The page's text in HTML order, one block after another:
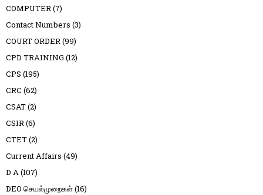
COMPUTER(7)
Contact Numbers (3)
COURT ORDER(99)
CPD TRAINING (12)
CPS (195)
CRC (62)
CSAT(2)
CSIR(6)
CTET(2)
Current Affairs (49)
D A(107)
DEO செயல்முறைகள்(16)